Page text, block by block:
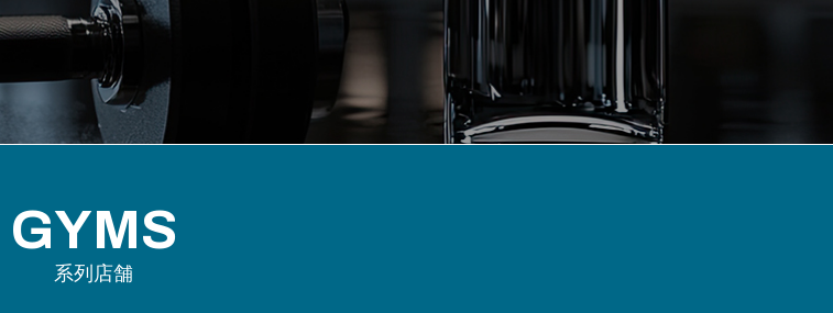
GYMS
系列店舗